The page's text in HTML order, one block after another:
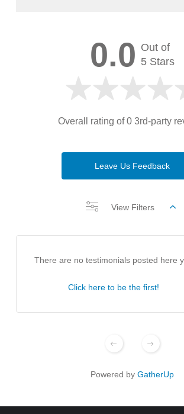
0.0 Out of
5 Stars
Overall rating of 0 3rd-party
Leave Us Feedback
View Filters
There are no testimonials posted here
Click here to be the first!
Powered byGatherUp